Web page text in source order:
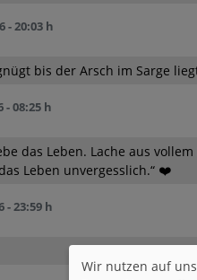
- 20:03 h
bis der Arsch im Sarge
- 08:25 h
das Leben. Lache aus
Leben unvergesslich.“ ❤️
- 23:59 h
Wir nutzen auf